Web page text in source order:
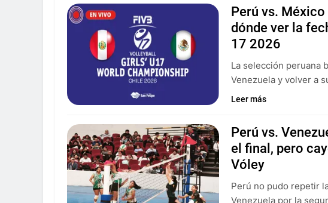
Perú vs. México
dónde ver la
17 2026
La selección peruana
Venezuela y volver a
Leer más
Perú vs.
el final, pero
Vóley
Perú no pudo repetir
Venezuela por la